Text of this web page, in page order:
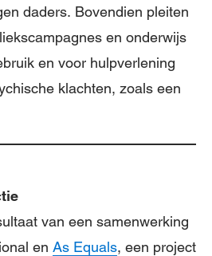
daders. Bovendien pleiten
en onderwijs
en voor hulpverlening
klachten, zoals een
van een samenwerking
en As Equals, een project